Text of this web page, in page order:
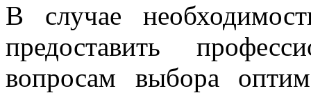
В случае
предоставить
вопросам выбора